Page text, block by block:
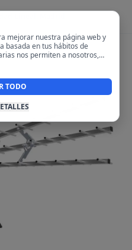
mejorar nuestra página web y
basada en tus hábitos de
nos permiten a nosotros,
y en internet para
Al activarlas, aceptas el uso
la recopilación y tratamiento de
la posible compartición de
TODO